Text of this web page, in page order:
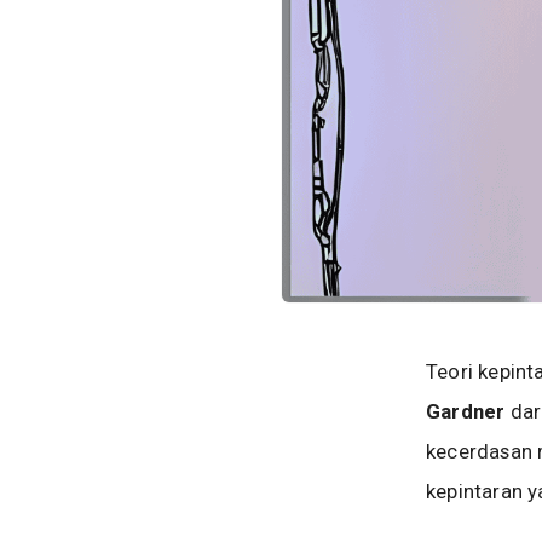
Teori
Gardner
kecerdasan
kepintaran